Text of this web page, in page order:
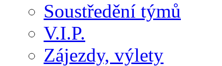
Soustředění týmů
V.I.P.
Zájezdy, výlety